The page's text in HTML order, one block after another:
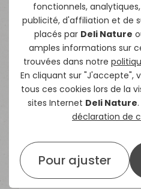
fonctionnels,
publicité, d'affiliation et de
placés par Deli Nature
amples informations sur
trouvées dans notre
En cliquant sur "J'accepte",
tous ces cookies lors de la
sites Internet Deli Nature
déclaration de
Pour ajuster